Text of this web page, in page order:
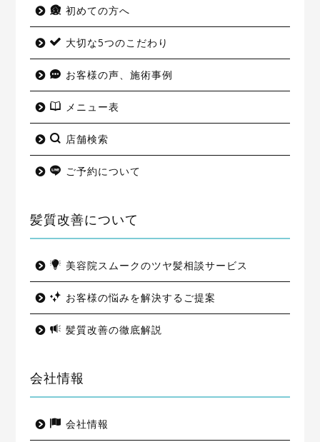
初めての方へ
大切な5つのこだわり
お客様の声、施術事例
メニュー表
店舗検索
ご予約について
髪質改善について
美容院スムークのツヤ髪相談サービス
お客様の悩みを解決するご提案
髪質改善の徹底解説
会社情報
会社情報